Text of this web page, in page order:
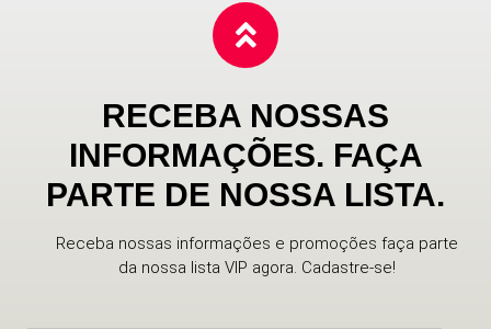
RECEBA NOSSAS
INFORMAÇÕES. FAÇA
PARTE DE NOSSA LISTA.
Receba nossas informações e promoções faça parte
da nossa lista VIP agora. Cadastre-se!